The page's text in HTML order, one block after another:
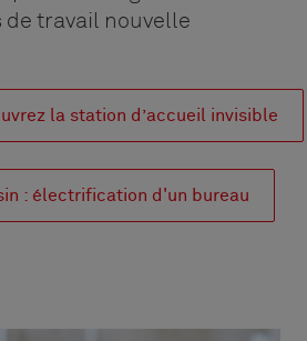
travail nouvelle
la station d’accueil invisible
: électrification d'un bureau